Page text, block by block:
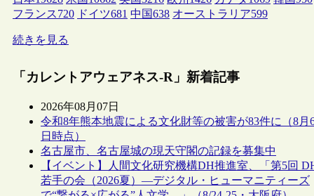
フランス720 ドイツ681 中国638 オーストラリア599
続きを見る
「カレントアウェアネス-R」新着記事
2026年08月07日
令和8年熊本地震による文化財等の被害が83件に（8月
日時点）
名古屋市、名古屋城の現天守閣の記録を募集中
【イベント】人間文化研究機構DH推進室、「第5回
若手の会（2026夏）―デジタル・ヒューマニティーズ